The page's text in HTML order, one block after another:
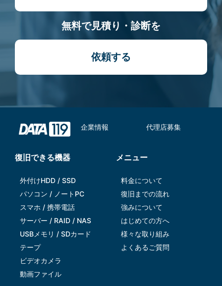
無料で見積り・診断を
依頼する
企業情報 代理店募集
復旧できる機器
外付けHDD / SSD
パソコン / ノートPC
スマホ / 携帯電話
サーバー / RAID / NAS
USBメモリ / SDカード
テープ
ビデオカメラ
動画ファイル
メニュー
料金について
復旧までの流れ
強みについて
はじめての方へ
様々な取り組み
よくあるご質問